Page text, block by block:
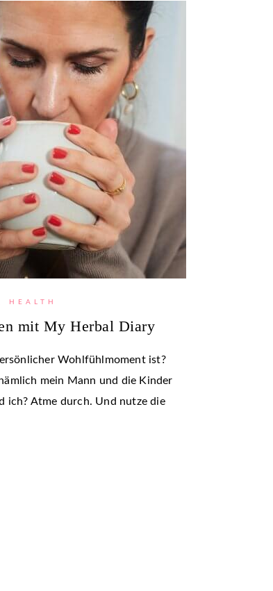
HEALTH
mit My Herbal Diary
Wohlfühlmoment ist?
mein Mann und die Kinder
ich? Atme durch. Und nutze die